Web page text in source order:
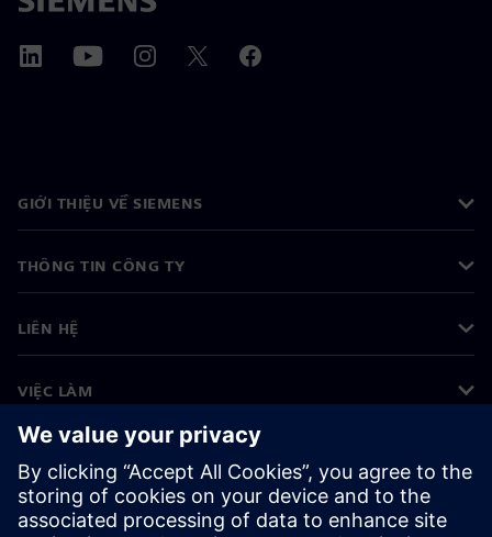
GIỚI THIỆU VỀ SIEMENS
THÔNG TIN CÔNG TY
LIÊN HỆ
VIỆC LÀM
©Siemens 2026
Thông tin doanh nghiệp